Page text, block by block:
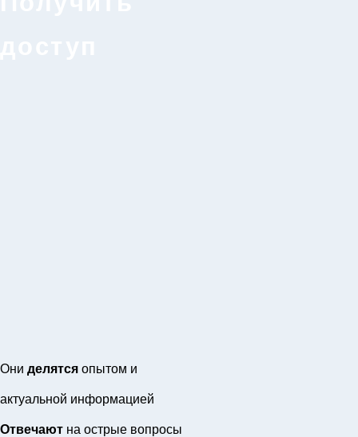
Они делятся опытом и
актуальной информацией
Отвечают на острые вопросы